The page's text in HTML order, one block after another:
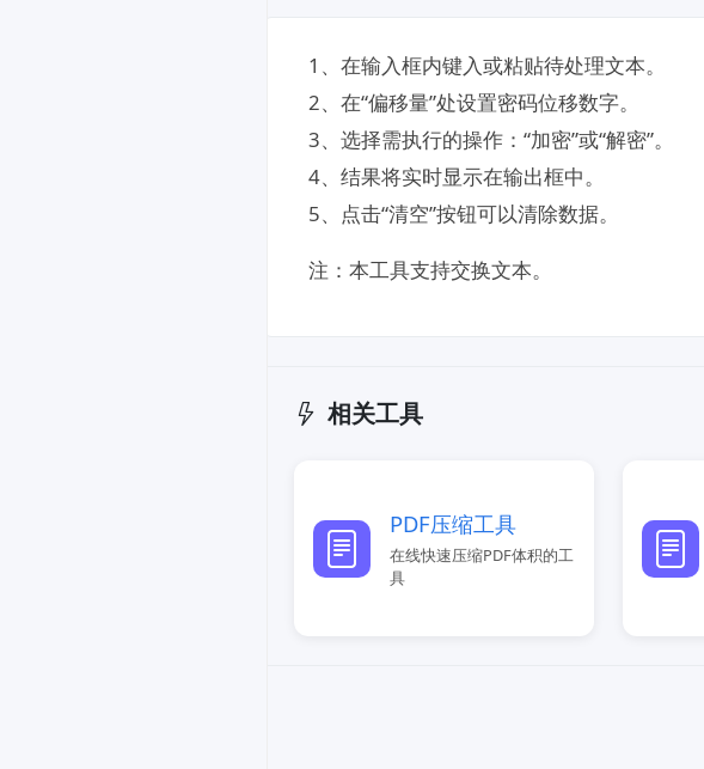
1、在输入框内键入或粘贴待处理文本。
2、在“偏移量”处设置密码位移数字。
3、选择需执行的操作：“加密”或“解密”。
4、结果将实时显示在输出框中。
5、点击“清空”按钮可以清除数据。
注：本工具支持交换文本。
相关工具
PDF压缩工具
在线快速压缩PDF体积的工
具